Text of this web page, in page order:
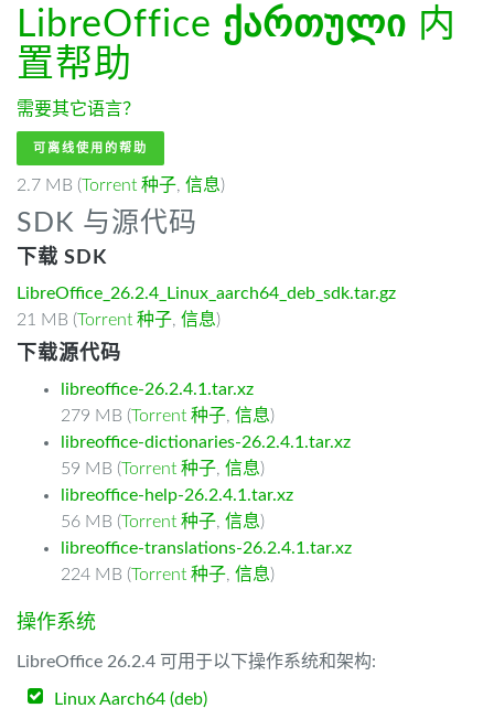
LibreOffice ქართული 内
置帮助
需要其它语言？
可离线使用的帮助
2.7 MB (Torrent 种子, 信息)
SDK 与源代码
下载 SDK
LibreOffice_26.2.4_Linux_aarch64_deb_sdk.tar.gz
21 MB (Torrent 种子, 信息)
下载源代码
libreoffice-26.2.4.1.tar.xz
279 MB (Torrent 种子, 信息)
libreoffice-dictionaries-26.2.4.1.tar.xz
59 MB (Torrent 种子, 信息)
libreoffice-help-26.2.4.1.tar.xz
56 MB (Torrent 种子, 信息)
libreoffice-translations-26.2.4.1.tar.xz
224 MB (Torrent 种子, 信息)
操作系统
LibreOffice 26.2.4 可用于以下操作系统和架构:
Linux Aarch64 (deb)